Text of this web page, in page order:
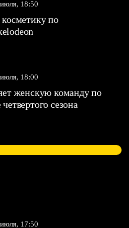
18:50
по
18:00
женскую команду по
сезона
17:50